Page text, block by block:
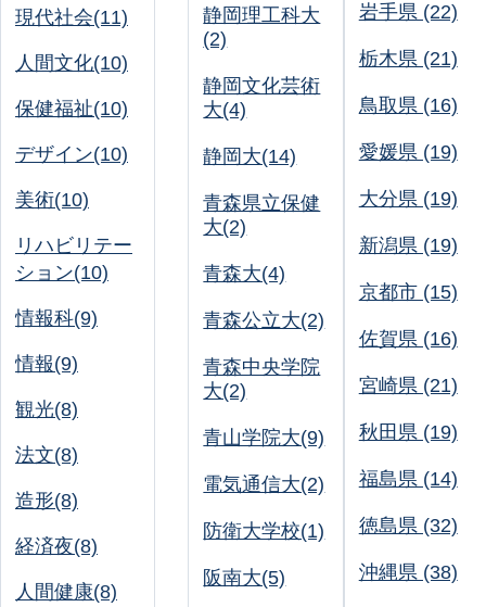
現代社会(11)
人間文化(10)
保健福祉(10)
デザイン(10)
美術(10)
リハビリテー
ション(10)
情報科(9)
情報(9)
観光(8)
法文(8)
造形(8)
経済夜(8)
人間健康(8)
静岡理工科大
(2)
静岡文化芸術
大(4)
静岡大(14)
青森県立保健
大(2)
青森大(4)
青森公立大(2)
青森中央学院
大(2)
青山学院大(9)
電気通信大(2)
防衛大学校(1)
阪南大(5)
岩手県 (22)
栃木県 (21)
鳥取県 (16)
愛媛県 (19)
大分県 (19)
新潟県 (19)
京都市 (15)
佐賀県 (16)
宮崎県 (21)
秋田県 (19)
福島県 (14)
徳島県 (32)
沖縄県 (38)